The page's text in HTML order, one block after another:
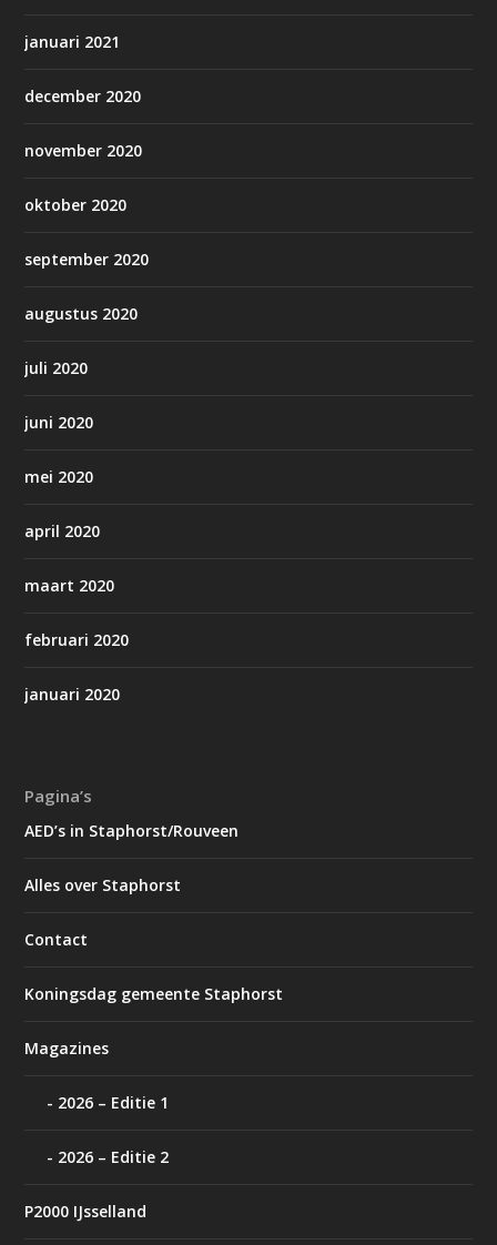
januari 2021
december 2020
november 2020
oktober 2020
september 2020
augustus 2020
juli 2020
juni 2020
mei 2020
april 2020
maart 2020
februari 2020
januari 2020
Pagina’s
AED’s in Staphorst/Rouveen
Alles over Staphorst
Contact
Koningsdag gemeente Staphorst
Magazines
2026 – Editie 1
2026 – Editie 2
P2000 IJsselland